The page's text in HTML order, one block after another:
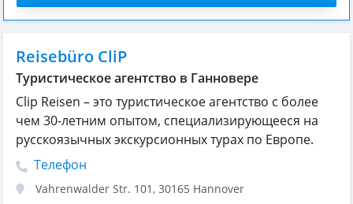
Reisebüro CliP
Туристическое агентство в Ганновере
Clip Reisen – это туристическое агентство с более
чем 30-летним опытом, специализирующееся на
русскоязычных экскурсионных турах по Европе.
Телефон
Vahrenwalder Str. 101, 30165 Hannover